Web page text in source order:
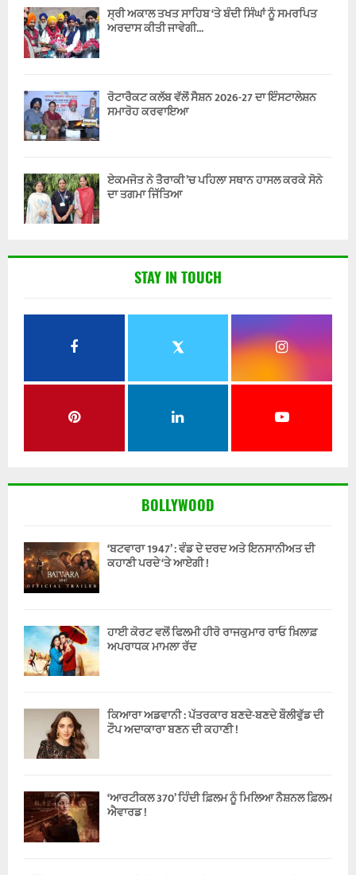
ਸ੍ਰੀ ਅਕਾਲ ਤਖਤ ਸਾਹਿਬ ‘ਤੇ ਬੰਦੀ ਸਿੰਘਾਂ ਨੂੰ ਸਮਰਪਿਤ
ਅਰਦਾਸ ਕੀਤੀ ਜਾਵੇਗੀ...
ਰੋਟਾਰੈਕਟ ਕਲੱਬ ਵੱਲੋਂ ਸੈਸ਼ਨ 2026-27 ਦਾ ਇੰਸਟਾਲੇਸ਼ਨ
ਸਮਾਰੋਹ ਕਰਵਾਇਆ
ਏਕਮਜੋਤ ਨੇ ਤੈਰਾਕੀ ’ਚ ਪਹਿਲਾ ਸਥਾਨ ਹਾਸਲ ਕਰਕੇ ਸੋਨੇ
ਦਾ ਤਗਮਾ ਜਿੱਤਿਆ
STAY IN TOUCH
BOLLYWOOD
‘ਬਟਵਾਰਾ 1947’ : ਵੰਡ ਦੇ ਦਰਦ ਅਤੇ ਇਨਸਾਨੀਅਤ ਦੀ
ਕਹਾਣੀ ਪਰਦੇ ‘ਤੇ ਆਏਗੀ !
ਹਾਈ ਕੋਰਟ ਵਲੋਂ ਫਿਲਮੀ ਹੀਰੋ ਰਾਜਕੁਮਾਰ ਰਾਓ ਖ਼ਿਲਾਫ਼
ਅਪਰਾਧਕ ਮਾਮਲਾ ਰੱਦ
ਕਿਆਰਾ ਅਡਵਾਨੀ : ਪੱਤਰਕਾਰ ਬਣਦੇ-ਬਣਦੇ ਬੌਲੀਵੁੱਡ ਦੀ
ਟੌਪ ਅਦਾਕਾਰਾ ਬਣਨ ਦੀ ਕਹਾਣੀ !
‘ਆਰਟੀਕਲ 370’ ਹਿੰਦੀ ਫ਼ਿਲਮ ਨੂੰ ਮਿਲਿਆ ਨੈਸ਼ਨਲ ਫ਼ਿਲਮ
ਐਵਾਰਡ !